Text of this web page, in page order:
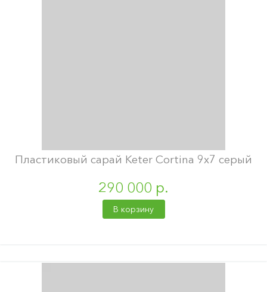
Пластиковый сарай Keter Cortina 9х7 серый
290 000 р.
В корзину